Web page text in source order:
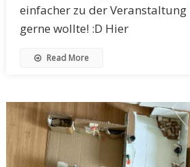
einfacher zu der Veranstaltung
gerne wollte! :D Hier
Read More